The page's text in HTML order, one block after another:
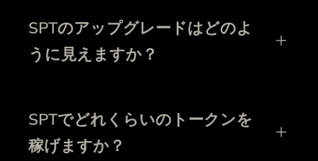
SPTのアップグレードはどのよ
うに見えますか？
SPTでどれくらいのトークンを
稼げますか？